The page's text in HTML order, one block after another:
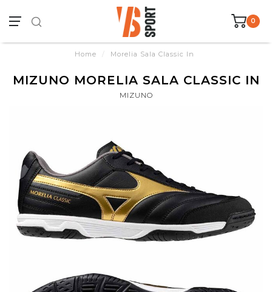
0
Home / Morelia Sala Classic In
MIZUNO MORELIA SALA CLASSIC IN
MIZUNO